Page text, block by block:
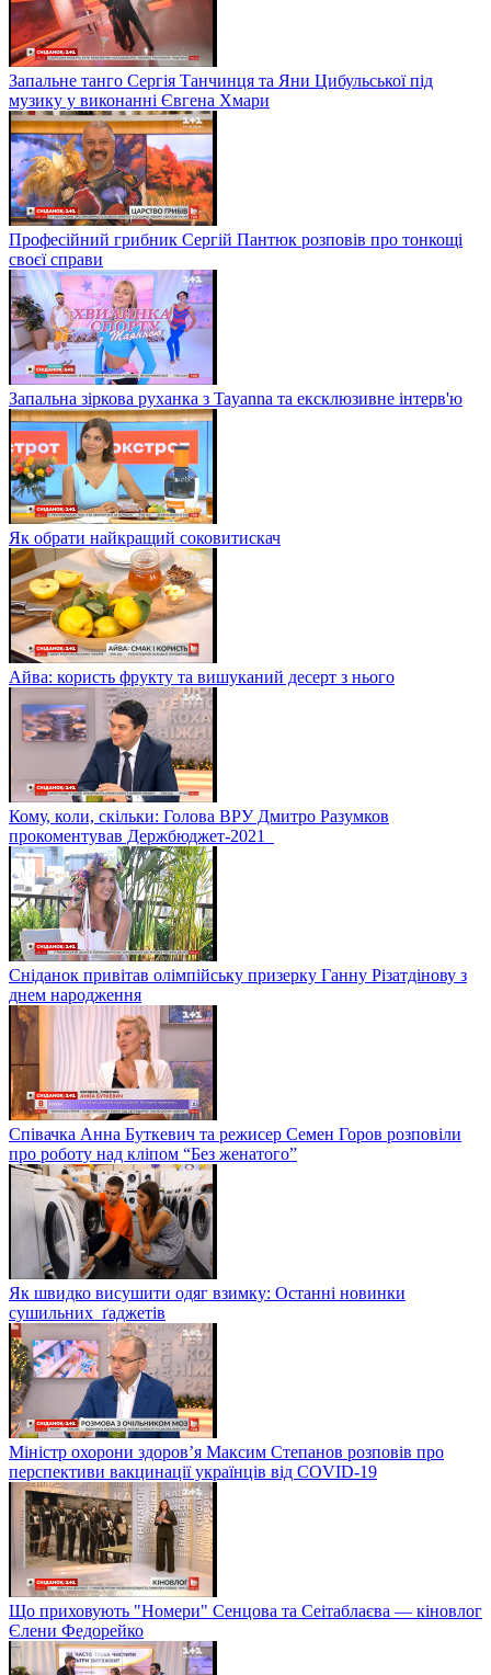
Запальне танго Сергія Танчинця та Яни Цибульської під
музику у виконанні Євгена Хмари
Професійний грибник Сергій Пантюк розповів про тонкощі
своєї справи
Запальна зіркова руханка з Tayanna та ексклюзивне інтерв'ю
Як обрати найкращий соковитискач
Айва: користь фрукту та вишуканий десерт з нього
Кому, коли, скільки: Голова ВРУ Дмитро Разумков
прокоментував Держбюджет-2021
Сніданок привітав олімпійську призерку Ганну Різатдінову з
днем народження
Співачка Анна Буткевич та режисер Семен Горов розповіли
про роботу над кліпом “Без женатого”
Як швидко висушити одяг взимку: Останні новинки
сушильних ґаджетів
Міністр охорони здоров’я Максим Степанов розповів про
перспективи вакцинації українців від COVID-19
Що приховують "Номери" Сенцова та Сеітаблаєва — кіновлог
Єлени Федорейко